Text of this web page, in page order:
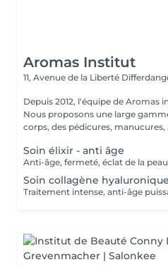
Aromas Institut
11, Avenue de la Liberté
Depuis 2012, l'équipe de Aromas
Nous proposons une large
corps, des pédicures, manucures,
Soin élixir - anti âge
Soin collagène